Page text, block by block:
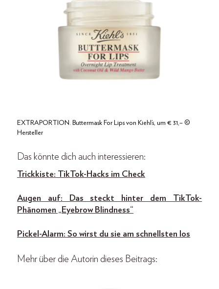
EXTRAPORTION. Buttermask For Lips von Kiehl’s, um € 31,– ©
Hersteller
Das könnte dich auch interessieren:
Trickkiste: TikTok-Hacks im Check
Augen auf: Das steckt hinter dem TikTok-
Phänomen „Eyebrow Blindness“
Pickel-Alarm: So wirst du sie am schnellsten los
Mehr über die Autorin dieses Beitrags: